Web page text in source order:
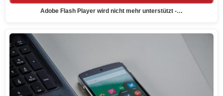
Adobe Flash Player wird nicht mehr unterstützt -…